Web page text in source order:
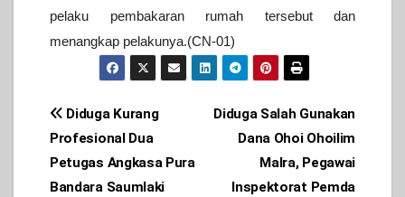
pelaku pembakaran rumah tersebut dan
menangkap pelakunya.(CN-01)
Post
navigation
Diduga Salah Gunakan
Dana Ohoi Ohoilim
Malra, Pegawai
Inspektorat Pemda
Diduga Kurang
Profesional Dua
Petugas Angkasa Pura
Bandara Saumlaki